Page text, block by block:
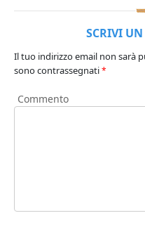
SCRIVI
Il tuo indirizzo email non sarà
sono contrassegnati*
Commento